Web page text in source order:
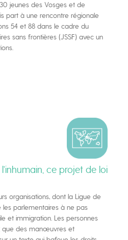
jeunes des Vosges et de
part à une rencontre régionale
54 et 88 dans le cadre du
sans frontières (JSSF) avec un
ce projet de loi
organisations, dont la Ligue de
les parlementaires à ne pas
et immigration. Les personnes
que des manœuvres et